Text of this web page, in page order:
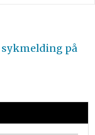
sykmelding på